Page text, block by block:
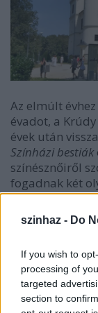
szinhaz - Do
If you wish to
processing of
targeted
section to
Az elmúlt
évadot, a
évek után
Színházi bestiák
színésznőiről
fogadnak két
dolgoztak
szórakoztató
illetve az
ugyanakkor
bécsi erdőt és
drámáját